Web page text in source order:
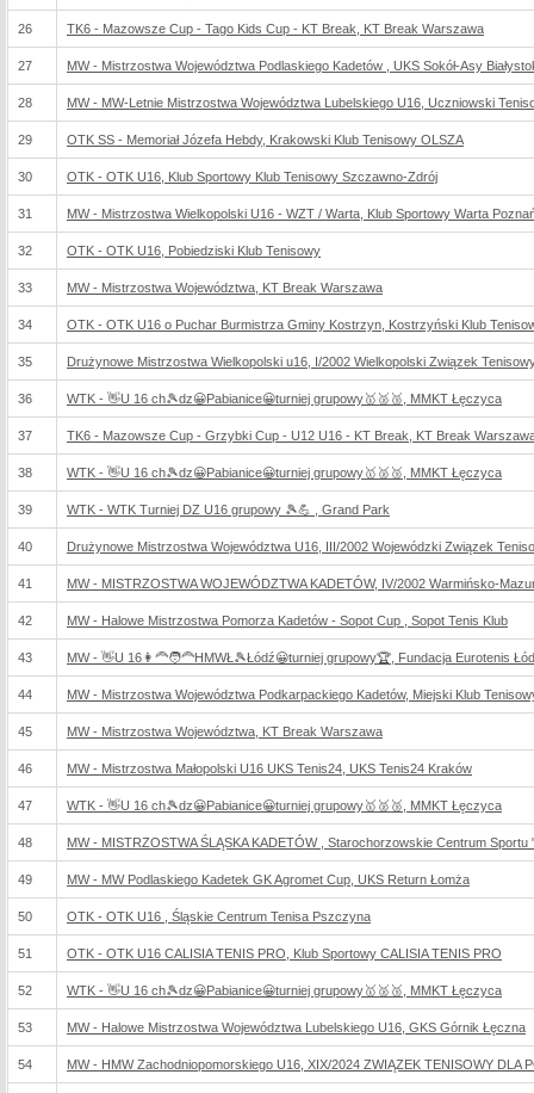
26 TK6 - Mazowsze Cup - Tago Kids Cup - KT Break, KT Break Warszawa
27 MW - Mistrzostwa Województwa Podlaskiego Kadetów , UKS Sokół-Asy
28 MW - MW-Letnie Mistrzostwa Województwa Lubelskiego U16, Uczniowski
29 OTK SS - Memoriał Józefa Hebdy, Krakowski Klub Tenisowy OLSZA
30 OTK - OTK U16, Klub Sportowy Klub Tenisowy Szczawno-Zdrój
31 MW - Mistrzostwa Wielkopolski U16 - WZT / Warta, Klub Sportowy Warta
32 OTK - OTK U16, Pobiedziski Klub Tenisowy
33 MW - Mistrzostwa Województwa, KT Break Warszawa
34 OTK - OTK U16 o Puchar Burmistrza Gminy Kostrzyn, Kostrzyński Klub
35 Drużynowe Mistrzostwa Wielkopolski u16, I/2002 Wielkopolski Związek
36 WTK - 👋U 16 ch🎾dz😀Pabianice😀turniej grupowy🥇🥈🥉, MMKT Łęczyca
37 TK6 - Mazowsze Cup - Grzybki Cup - U12 U16 - KT Break, KT Break
38 WTK - 👋U 16 ch🎾dz😀Pabianice😀turniej grupowy🥇🥈🥉, MMKT Łęczyca
39 WTK - WTK Turniej DZ U16 grupowy 🎾💪 , Grand Park
40 Drużynowe Mistrzostwa Województwa U16, III/2002 Wojewódzki Związek
41 MW - MISTRZOSTWA WOJEWÓDZTWA KADETÓW, IV/2002 Warmińsko-
42 MW - Halowe Mistrzostwa Pomorza Kadetów - Sopot Cup , Sopot Tenis Klub
43 MW - 👋U 16👩‍🦰🧑‍🦰HMWŁ🎾Łódź😀turniej grupowy🏆, Fundacja Eurotenis
44 MW - Mistrzostwa Województwa Podkarpackiego Kadetów, Miejski Klub
45 MW - Mistrzostwa Województwa, KT Break Warszawa
46 MW - Mistrzostwa Małopolski U16 UKS Tenis24, UKS Tenis24 Kraków
47 WTK - 👋U 16 ch🎾dz😀Pabianice😀turniej grupowy🥇🥈🥉, MMKT Łęczyca
48 MW - MISTRZOSTWA ŚLĄSKA KADETÓW , Starochorzowskie Centrum Sportu
49 MW - MW Podlaskiego Kadetek GK Agromet Cup, UKS Return Łomża
50 OTK - OTK U16 , Śląskie Centrum Tenisa Pszczyna
51 OTK - OTK U16 CALISIA TENIS PRO, Klub Sportowy CALISIA TENIS PRO
52 WTK - 👋U 16 ch🎾dz😀Pabianice😀turniej grupowy🥇🥈🥉, MMKT Łęczyca
53 MW - Halowe Mistrzostwa Województwa Lubelskiego U16, GKS Górnik Łęczna
54 MW - HMW Zachodniopomorskiego U16, XIX/2024 ZWIĄZEK TENISOWY DLA